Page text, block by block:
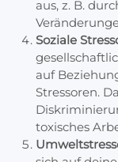
aus, z. B.
Soziale
auf
Stressoren.
toxisches